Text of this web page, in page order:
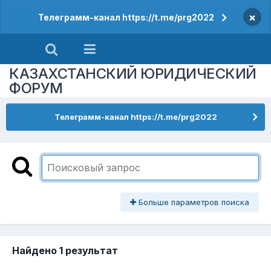
Телеграмм-канал https://t.me/prg2022 ×
КАЗАХСТАНСКИЙ ЮРИДИЧЕСКИЙ
ФОРУМ
Телеграмм-канал https://t.me/prg2022
Больше параметров поиска
Найдено 1 результат